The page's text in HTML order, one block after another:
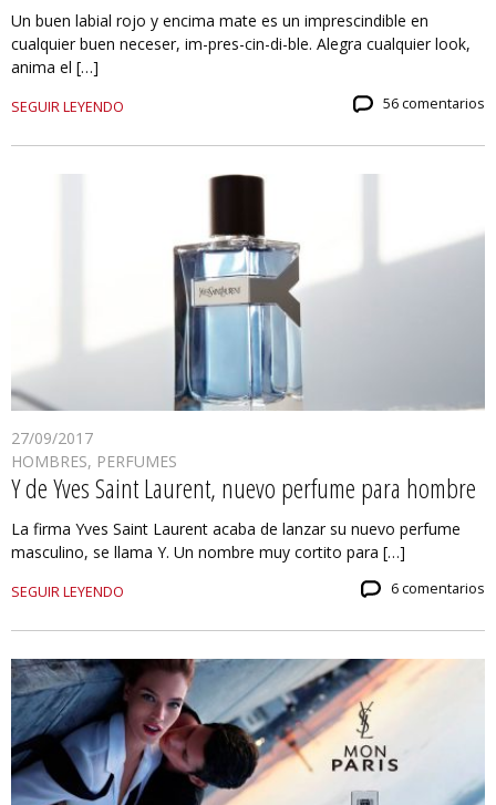
Un buen labial rojo y encima mate es un imprescindible en
cualquier buen neceser, im-pres-cin-di-ble. Alegra cualquier look,
anima el […]
SEGUIR LEYENDO 56 comentarios
27/09/2017
HOMBRES, PERFUMES
Y de Yves Saint Laurent, nuevo perfume para hombre
La firma Yves Saint Laurent acaba de lanzar su nuevo perfume
masculino, se llama Y. Un nombre muy cortito para […]
SEGUIR LEYENDO 6 comentarios